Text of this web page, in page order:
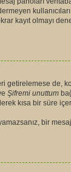
kayıt olmayı
getirelemese de,
Şifremi unuttum
kısa bir süre
bir